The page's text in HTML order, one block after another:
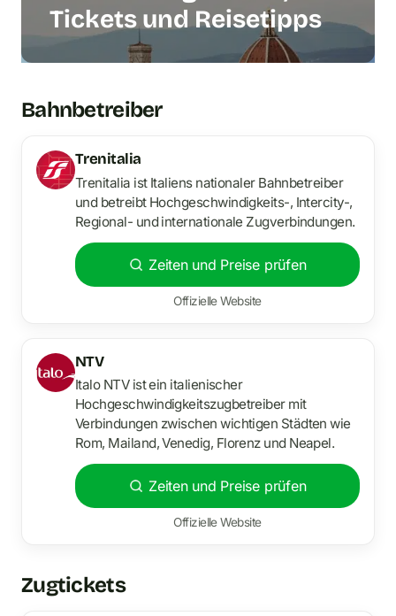
Tickets und Reisetipps
Bahnbetreiber
Trenitalia
Trenitalia ist Italiens nationaler Bahnbetreiber
und betreibt Hochgeschwindigkeits-, Intercity-,
Regional- und internationale Zugverbindungen.
Zeiten und Preise prüfen
Offizielle Website
NTV
Italo NTV ist ein italienischer
Hochgeschwindigkeitszugbetreiber mit
Verbindungen zwischen wichtigen Städten wie
Rom, Mailand, Venedig, Florenz und Neapel.
Zeiten und Preise prüfen
Offizielle Website
Zugtickets